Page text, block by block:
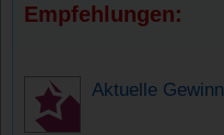
Empfehlungen:
Aktuelle